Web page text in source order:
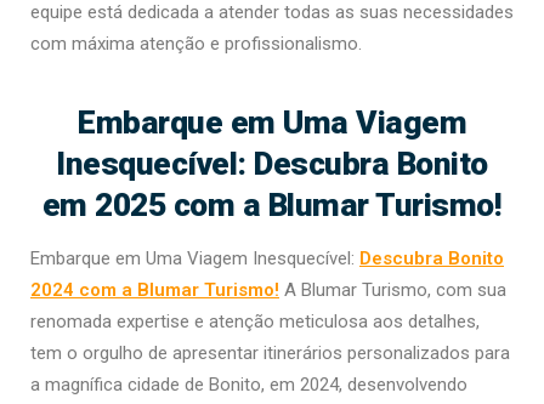
equipe está dedicada a atender todas as suas necessidades
com máxima atenção e profissionalismo.
Embarque em Uma Viagem
Inesquecível: Descubra Bonito
em 2025 com a Blumar Turismo!
Embarque em Uma Viagem Inesquecível: Descubra Bonito
2024 com a Blumar Turismo! A Blumar Turismo, com sua
renomada expertise e atenção meticulosa aos detalhes,
tem o orgulho de apresentar itinerários personalizados para
a magnífica cidade de Bonito, em 2024, desenvolvendo